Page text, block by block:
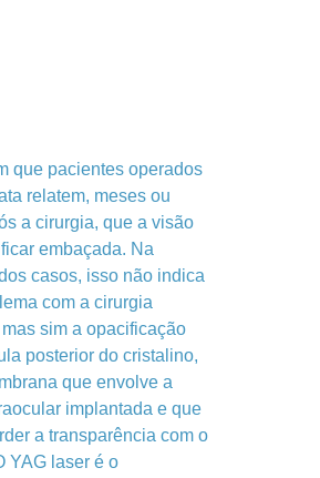
que pacientes operados
relatem, meses ou
a cirurgia, que a visão
embaçada. Na
casos, isso não indica
com a cirurgia
sim a opacificação
posterior do cristalino,
que envolve a
implantada e que
a transparência com o
YAG laser é o